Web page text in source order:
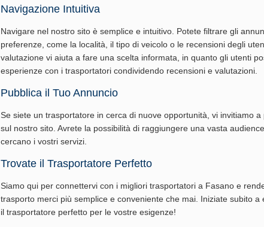
Navigazione Intuitiva
Navigare nel nostro sito è semplice e intuitivo. Potete filtrare gli
preferenze, come la località, il tipo di veicolo o le recensioni degli
valutazione vi aiuta a fare una scelta informata, in quanto gli utenti
esperienze con i trasportatori condividendo recensioni e valutazioni.
Pubblica il Tuo Annuncio
Se siete un trasportatore in cerca di nuove opportunità, vi invitiamo
sul nostro sito. Avrete la possibilità di raggiungere una vasta
cercano i vostri servizi.
Trovate il Trasportatore Perfetto
Siamo qui per connettervi con i migliori trasportatori a Fasano e
trasporto merci più semplice e conveniente che mai. Iniziate subito
il trasportatore perfetto per le vostre esigenze!